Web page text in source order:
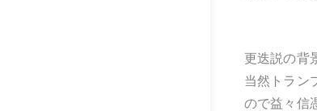
更迭説の背
当然トラン
ので益々信